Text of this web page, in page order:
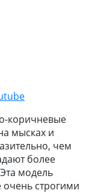
коричневые
мысках и
чем
более
модель
строгими